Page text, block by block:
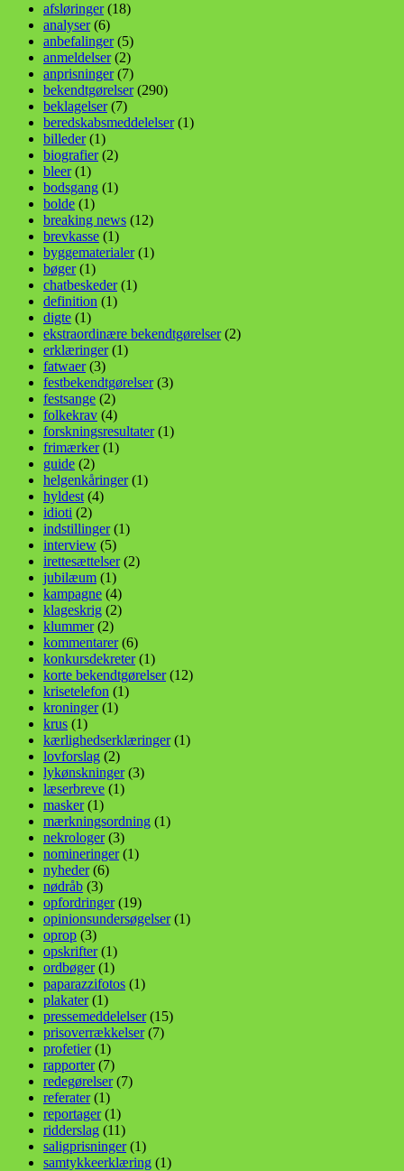
afsløringer(18)
analyser(6)
anbefalinger(5)
anmeldelser(2)
anprisninger(7)
bekendtgørelser(290)
beklagelser(7)
beredskabsmeddelelser(1)
billeder(1)
biografier(2)
bleer(1)
bodsgang (1)
bolde (1)
breaking news (12)
brevkasse (1)
byggematerialer(1)
bøger(1)
chatbeskeder(1)
definition (1)
digte (1)
ekstraordinære bekendtgørelser(2)
erklæringer(1)
fatwaer(3)
festbekendtgørelser(3)
festsange (2)
folkekrav (4)
forskningsresultater(1)
frimærker(1)
guide (2)
helgenkåringer(1)
hyldest (4)
idioti (2)
indstillinger(1)
interview (5)
irettesættelser(2)
jubilæum (1)
kampagne (4)
klageskrig (2)
klummer(2)
kommentarer(6)
konkursdekreter(1)
korte bekendtgørelser(12)
krisetelefon (1)
kroninger(1)
krus (1)
kærlighedserklæringer(1)
lovforslag (2)
lykønskninger(3)
læserbreve (1)
masker(1)
mærkningsordning (1)
nekrologer(3)
nomineringer(1)
nyheder(6)
nødråb (3)
opfordringer(19)
opinionsundersøgelser(1)
oprop (3)
opskrifter(1)
ordbøger(1)
paparazzifotos (1)
plakater(1)
pressemeddelelser(15)
prisoverrækkelser(7)
profetier(1)
rapporter(7)
redegørelser(7)
referater(1)
reportager(1)
ridderslag (11)
saligprisninger(1)
samtykkeerklæring (1)